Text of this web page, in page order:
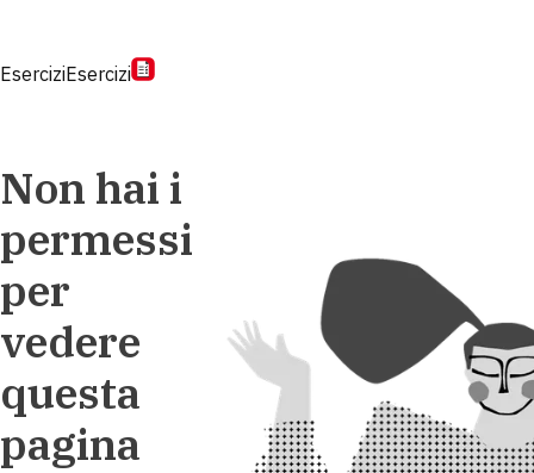
EserciziEsercizi
Non hai i
permessi
per
vedere
questa
pagina